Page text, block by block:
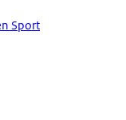
Sport